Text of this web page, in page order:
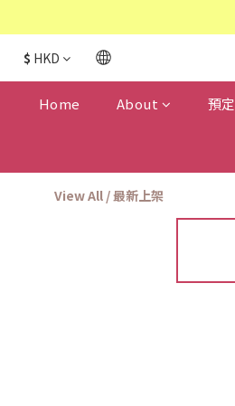
$ HKD
Home About 預
View All /最新上架